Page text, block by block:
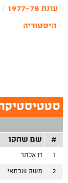
עונת 1977-78
היסטוריה
סטטיסטיקה
# שם שחקן
1 רן אלתר
2 משה שבתאי